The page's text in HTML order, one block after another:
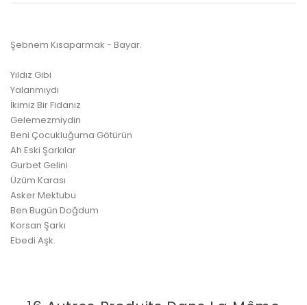
Şebnem Kısaparmak - Bayar.
Yıldız Gibi
Yalanmıydı
İkimiz Bir Fidanız
Gelemezmiydin
Beni Çocukluğuma Götürün
Ah Eski Şarkılar
Gurbet Gelini
Üzüm Karası
Asker Mektubu
Ben Bugün Doğdum
Korsan Şarkı
Ebedi Aşk.